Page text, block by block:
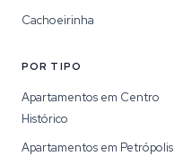
Cachoeirinha
POR TIPO
Apartamentos em Centro
Histórico
Apartamentos em Petrópolis